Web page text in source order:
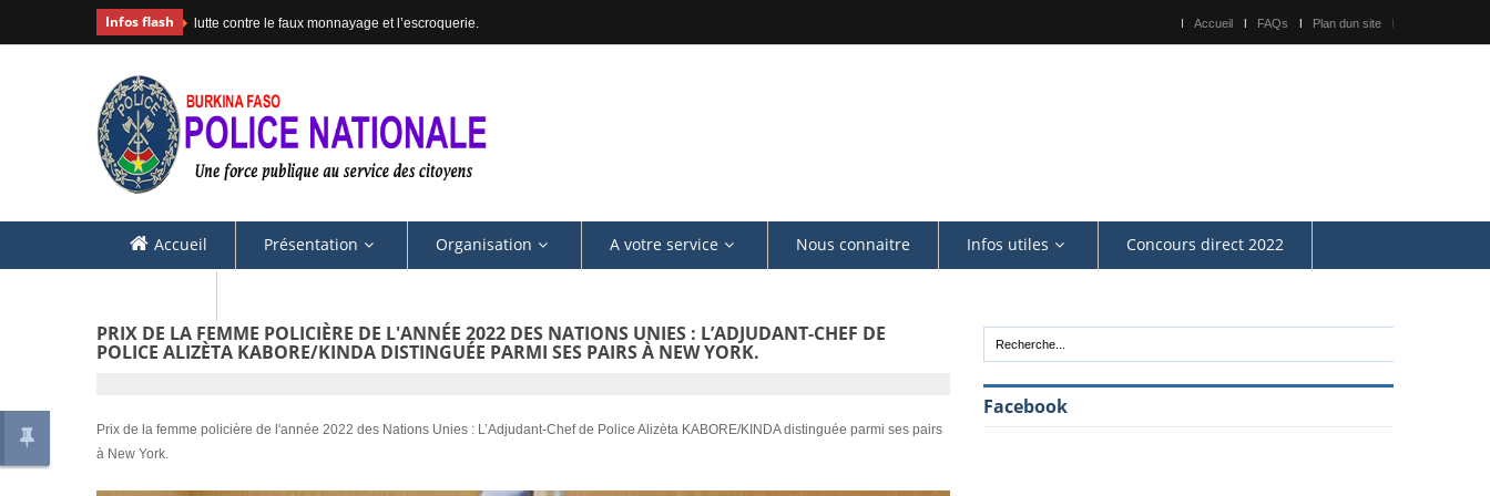
Infos flash
et l’escroquerie. #COMMUNIQUE Accueil FAQs Plan dun site
Accueil Présentation Organisation A votre service Nous connaitre Infos utiles Concours direct 2022
PRIX DE LA FEMME POLICIÈRE DE L'ANNÉE 2022 DES NATIONS UNIES : L’ADJUDANT-CHEF DE
POLICE ALIZÈTA KABORE/KINDA DISTINGUÉE PARMI SES PAIRS À NEW YORK.
Prix de la femme policière de l'année 2022 des Nations Unies : L’Adjudant-Chef de Police Alizèta KABORE/KINDA distinguée parmi ses pairs
à New York.
Facebook